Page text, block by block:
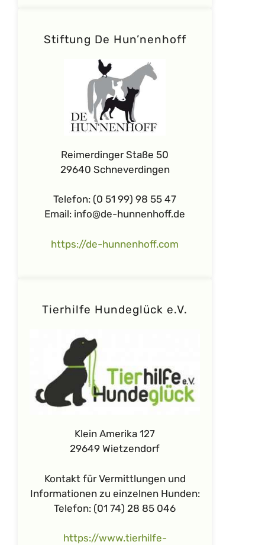
Stiftung De Hun’nenhoff
Reimerdinger Staße 50
29640 Schneverdingen
Telefon: (0 51 99) 98 55 47
Email: info@de-hunnenhoff.de
https://de-hunnenhoff.com
Tierhilfe Hundeglück e.V.
Klein Amerika 127
29649 Wietzendorf
Kontakt für Vermittlungen und
Informationen zu einzelnen Hunden:
Telefon: (01 74) 28 85 046
https://www.tierhilfe-